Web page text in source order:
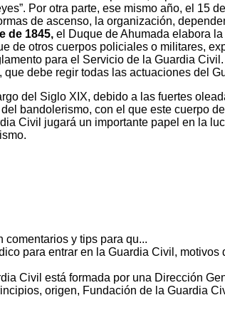
Por otra parte, ese mismo año, el 15
de ascenso, la organización,
de 1845, el Duque de Ahumada elabora la
de otros cuerpos policiales o militares,
para el Servicio de la Guardia
, que debe regir todas las actuaciones del
del Siglo XIX, debido a las fuertes
bandolerismo, con el que este cuerpo
Civil jugará un importante papel en la
y tips para qu...
para entrar en la Guardia Civil, motivos
Civil está formada por una Dirección
origen, Fundación de la Guardia